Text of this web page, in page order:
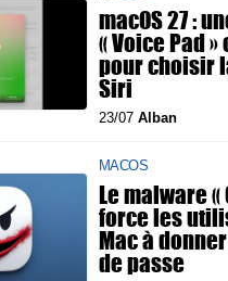
macOS 27 :
« Voice Pad
pour choisir
Siri
23/07 Alban
MACOS
Le malware
force les
Mac à
de passe